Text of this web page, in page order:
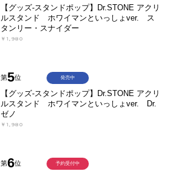
【グッズ-スタンドポップ】Dr.STONE アクリ
ルスタンド ホワイマンといっしょver. ス
タンリー・スナイダー
￥1,980
第5位
【グッズ-スタンドポップ】Dr.STONE アクリ
ルスタンド ホワイマンといっしょver. Dr.
ゼノ
￥1,980
発売中
第6位 予約受付中